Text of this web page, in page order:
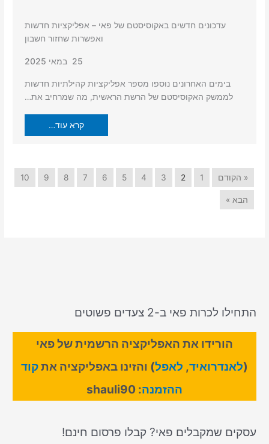
עדכונים חדשים באקוסיסטם של פאי – אפליקציות חדשות
ואפשרות שחזור חשבון
25 במאי 2025
בימים האחרונים נוספו מספר אפליקציות קהילתיות חדשות
לממשק האקוסיסטם של הרשת הראשית, מה שמרחיב את…
קרא עוד…
« הקודם 1
2
3
4
5
6
7
8
9
10
הבא »
התחילו לכרות פאי ב-2 צעדים פשוטים
הורידו את האפליקציה הרשמית של פאי
(לאנדרואיד, לאפל) והזינו באפליקציה אתקוד
ההזמנה: shauli90
עסקים שמקבלים פאי? קבלו פרסום חינם!